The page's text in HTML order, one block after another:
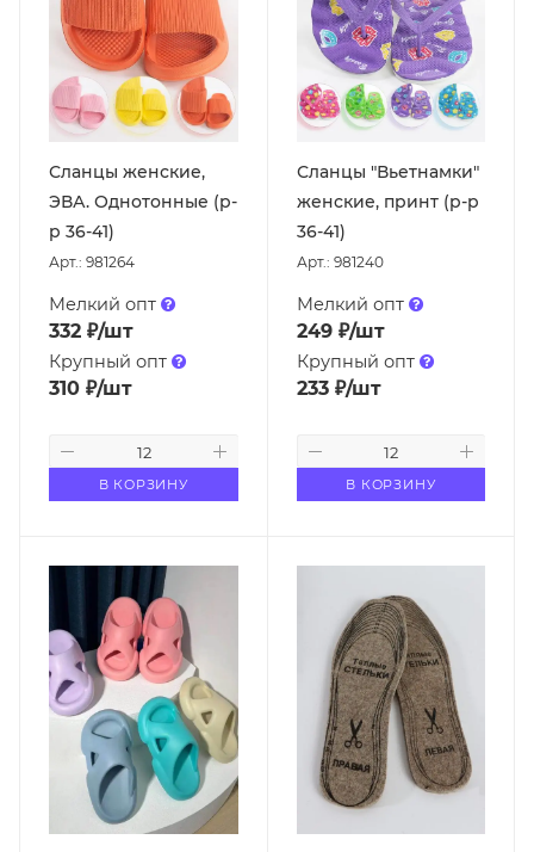
Сланцы женские,
ЭВА. Однотонные (р-
р 36-41)
Арт.: 981264
Мелкий опт
332 ₽/шт
Крупный опт
310 ₽/шт
В КОРЗИНУ
Сланцы "Вьетнамки"
женские, принт (р-р
36-41)
Арт.: 981240
Мелкий опт
249₽/шт
Крупный опт
233₽/шт
В КОРЗИНУ